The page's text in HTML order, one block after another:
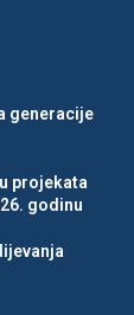
generacije
projekata
godinu